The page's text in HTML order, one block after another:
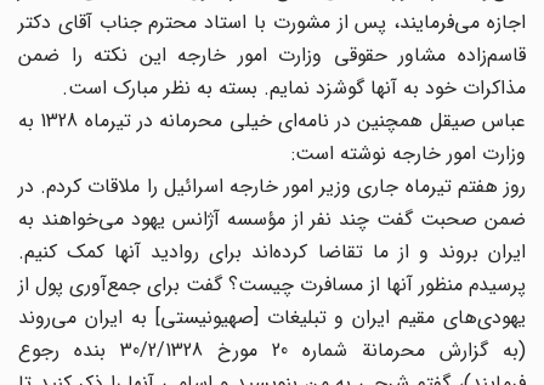
اجازه می‌فرمایند، پس از مشورت با استاد محترم جناب آقای دکتر
قاسم‌زاده مشاور حقوقی وزارت امور خارجه این نکته را ضمن
مذاکرات خود به آنها گوشزد نمایم. بسته به نظر مبارک است.
عباس صیقل همچنین در نامه‌ای خیلی محرمانه در تیرماه 1328 به
وزارت امور خارجه نوشته است:
روز هفتم تیرماه جاری وزیر امور خارجه اسرائیل را ملاقات کردم. در
ضمن صحبت گفت چند نفر از مؤسسه آژانس یهود می‌خواهند به
ایران بروند و از ما تقاضا کرده‌اند برای روادید آنها کمک کنیم.
پرسیدم منظور آنها از مسافرت چیست؟ گفت برای جمع‌آوری پول از
یهودی‌های مقیم ایران و تبلیغات [صهیونیستی] به ایران می‌روند
(به گزارش محرمانة شماره 20 مورخ 30/2/1328 بنده رجوع